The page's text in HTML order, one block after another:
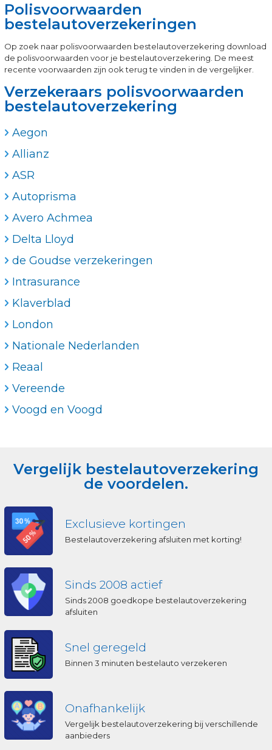
Polisvoorwaarden
bestelautoverzekeringen
Op zoek naar polisvoorwaarden bestelautoverzekering download
de polisvoorwaarden voor je bestelautoverzekering. De meest
recente voorwaarden zijn ook terug te vinden in de vergelijker.
Verzekeraars polisvoorwaarden
bestelautoverzekering
Aegon
Allianz
ASR
Autoprisma
Avero Achmea
Delta Lloyd
de Goudse verzekeringen
Intrasurance
Klaverblad
London
Nationale Nederlanden
Reaal
Vereende
Voogd en Voogd
Vergelijk bestelautoverzekering
de voordelen.
Exclusieve kortingen
Bestelautoverzekering afsluiten met korting!
Sinds 2008 actief
Sinds 2008 goedkope bestelautoverzekering
afsluiten
Snel geregeld
Binnen 3 minuten bestelauto verzekeren
Onafhankelijk
Vergelijk bestelautoverzekering bij verschillende
aanbieders